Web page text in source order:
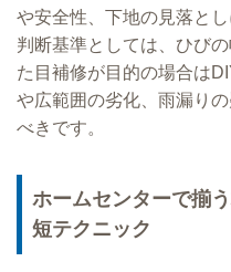
や安全性、下地の見落と
判断基準としては、ひび
た目補修が目的の場合は
や広範囲の劣化、雨漏り
べきです。
ホームセンターで揃
短テクニック